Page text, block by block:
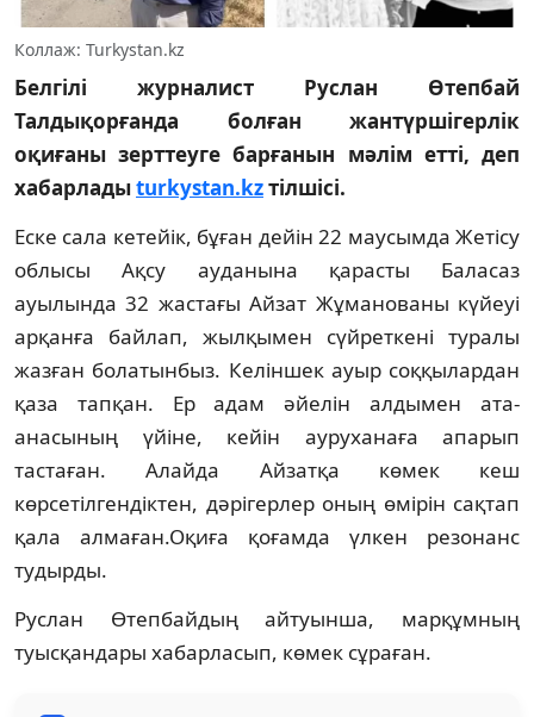
Коллаж: Turkystan.kz
Белгілі журналист Руслан Өтепбай
Талдықорғанда болған жантүршігерлік
оқиғаны зерттеуге барғанын мәлім етті, деп
хабарладыturkystan.kzтілшісі.
Еске сала кетейік, бұған дейін 22 маусымда Жетісу
облысы Ақсу ауданына қарасты Баласаз
ауылында 32 жастағы Айзат Жұманованы күйеуі
арқанға байлап, жылқымен сүйреткені туралы
жазған болатынбыз. Келіншек ауыр соққылардан
қаза тапқан. Ер адам әйелін алдымен ата-
анасының үйіне, кейін ауруханаға апарып
тастаған. Алайда Айзатқа көмек кеш
көрсетілгендіктен, дәрігерлер оның өмірін сақтап
қала алмаған.Оқиға қоғамда үлкен резонанс
тудырды.
Руслан Өтепбайдың айтуынша, марқұмның
туысқандары хабарласып, көмек сұраған.